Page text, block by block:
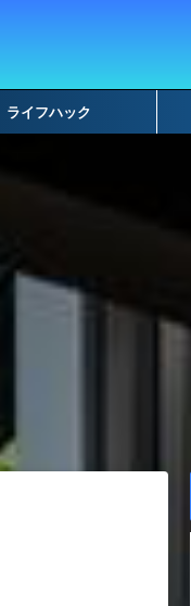
ライフハック